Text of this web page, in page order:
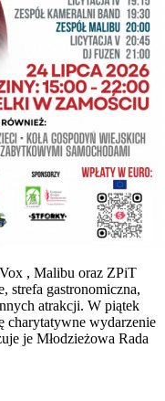
, Malibu oraz ZPiT
strefa gastronomiczna,
atrakcji. W piątek
charytatywne wydarzenie
je Młodzieżowa Rada